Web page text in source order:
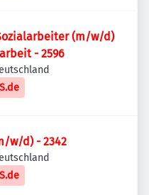
(m/w/d)
- 2596
w/d) - 2342